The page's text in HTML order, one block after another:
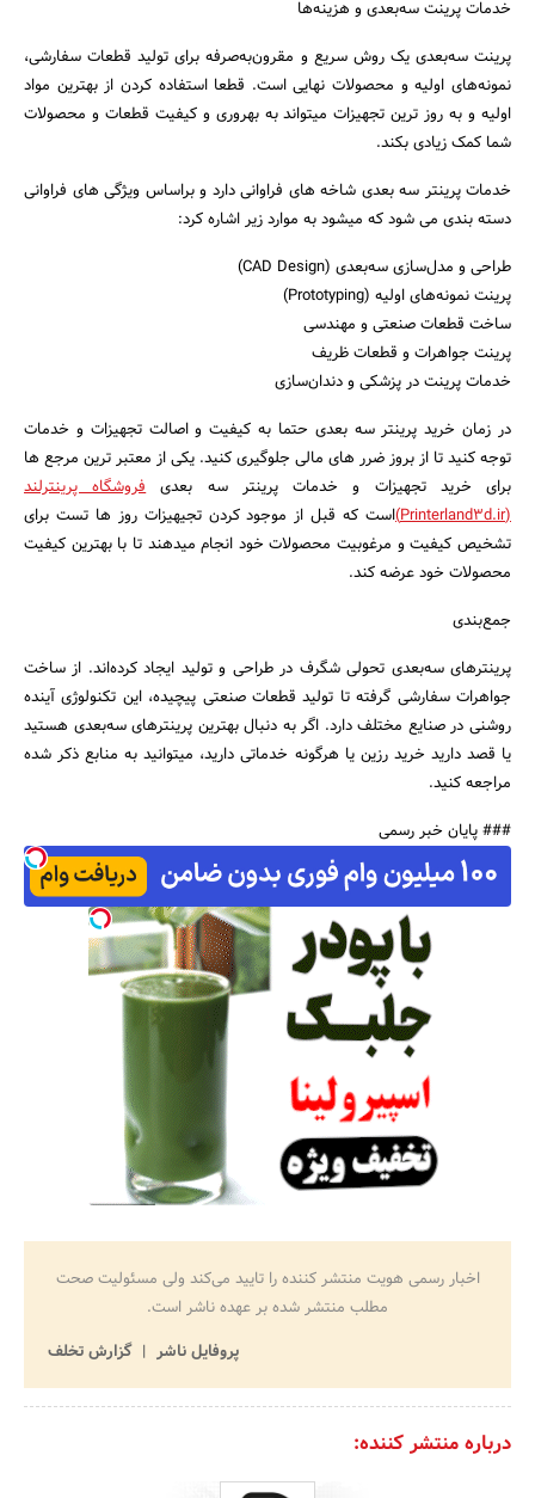
خدمات پرینت سه‌بعدی و هزینه‌ها
پرینت سه‌بعدی یک روش سریع و مقرون‌به‌صرفه برای تولید قطعات سفارشی،
نمونه‌های اولیه و محصولات نهایی است. قطعا استفاده کردن از بهترین مواد
اولیه و به روز ترین تجهیزات میتواند به بهروری و کیفیت قطعات و محصولات
شما کمک زیادی بکند.
خدمات پرینتر سه بعدی شاخه های فراوانی دارد و براساس ویژگی های فراوانی
دسته بندی می شود که میشود به موارد زیر اشاره کرد:
طراحی و مدل‌سازی سه‌بعدی (CAD Design)
پرینت نمونه‌های اولیه (Prototyping)
ساخت قطعات صنعتی و مهندسی
پرینت جواهرات و قطعات ظریف
خدمات پرینت در پزشکی و دندان‌سازی
در زمان خرید پرینتر سه بعدی حتما به کیفیت و اصالت تجهیزات و خدمات
توجه کنید تا از بروز ضرر های مالی جلوگیری کنید. یکی از معتبر ترین مرجع ها
برای خرید تجهیزات و خدمات پرینتر سه بعدیفروشگاه پرینترلند
(Printerland3d.ir)
است که قبل از موجود کردن تجیهیزات روز ها تست برای
تشخیص کیفیت و مرغوبیت محصولات خود انجام میدهند تا با بهترین کیفیت
محصولات خود عرضه کند.
جمع‌بندی
پرینترهای سه‌بعدی تحولی شگرف در طراحی و تولید ایجاد کرده‌اند. از ساخت
جواهرات سفارشی گرفته تا تولید قطعات صنعتی پیچیده، این تکنولوژی آینده
روشنی در صنایع مختلف دارد. اگر به دنبال بهترین پرینترهای سه‌بعدی هستید
یا قصد دارید خرید رزین یا هرگونه خدماتی دارید، میتوانید به منابع ذکر شده
مراجعه کنید.
### پایان خبر رسمی
اخبار رسمی هویت منتشر کننده را تایید می‌کند ولی مسئولیت صحت
مطلب منتشر شده بر عهده ناشر است.
پروفایل ناشر
گزارش تخلف
درباره منتشر کننده: